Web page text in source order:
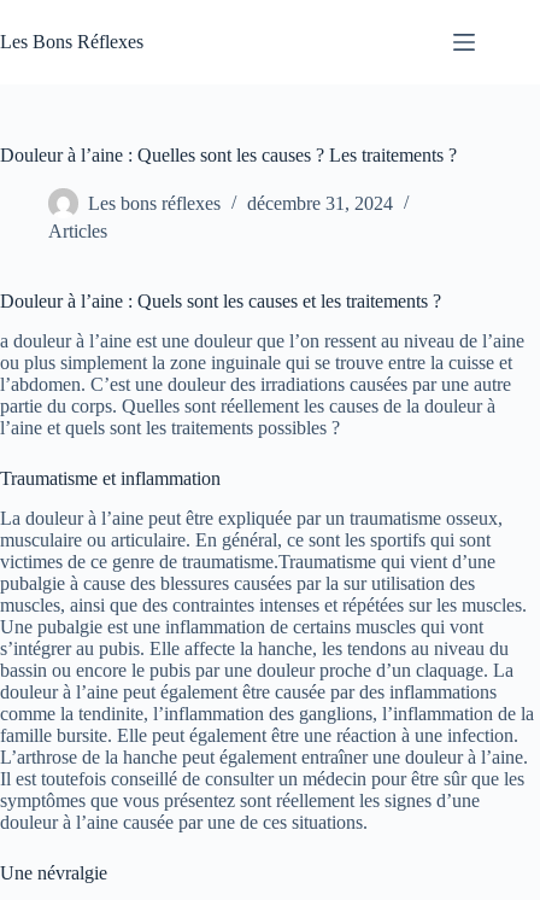
au
contenu
Les Bons Réflexes
Douleur à l’aine : Quelles sont les causes ? Les traitements ?
Les bons réflexes
décembre 31, 2024
Articles
Douleur à l’aine : Quels sont les causes et les traitements ?
a douleur à l’aine est une douleur que l’on ressent au niveau de l’aine
ou plus simplement la zone inguinale qui se trouve entre la cuisse et
l’abdomen. C’est une douleur des irradiations causées par une autre
partie du corps. Quelles sont réellement les causes de la douleur à
l’aine et quels sont les traitements possibles ?
Traumatisme et inflammation
La douleur à l’aine peut être expliquée par un traumatisme osseux,
musculaire ou articulaire. En général, ce sont les sportifs qui sont
victimes de ce genre de traumatisme.Traumatisme qui vient d’une
pubalgie à cause des blessures causées par la sur utilisation des
muscles, ainsi que des contraintes intenses et répétées sur les muscles.
Une pubalgie est une inflammation de certains muscles qui vont
s’intégrer au pubis. Elle affecte la hanche, les tendons au niveau du
bassin ou encore le pubis par une douleur proche d’un claquage. La
douleur à l’aine peut également être causée par des inflammations
comme la tendinite, l’inflammation des ganglions, l’inflammation de la
famille bursite. Elle peut également être une réaction à une infection.
L’arthrose de la hanche peut également entraîner une douleur à l’aine.
Il est toutefois conseillé de consulter un médecin pour être sûr que les
symptômes que vous présentez sont réellement les signes d’une
douleur à l’aine causée par une de ces situations.
Une névralgie